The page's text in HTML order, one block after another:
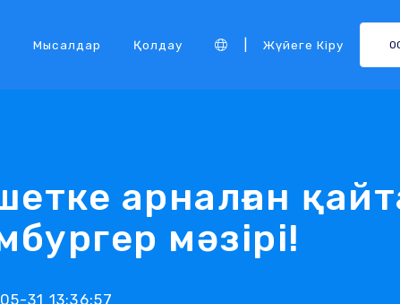
Мысалдар Қолдау Жүйеге Кіру
арналған
мәзірі!
31 13:36:57